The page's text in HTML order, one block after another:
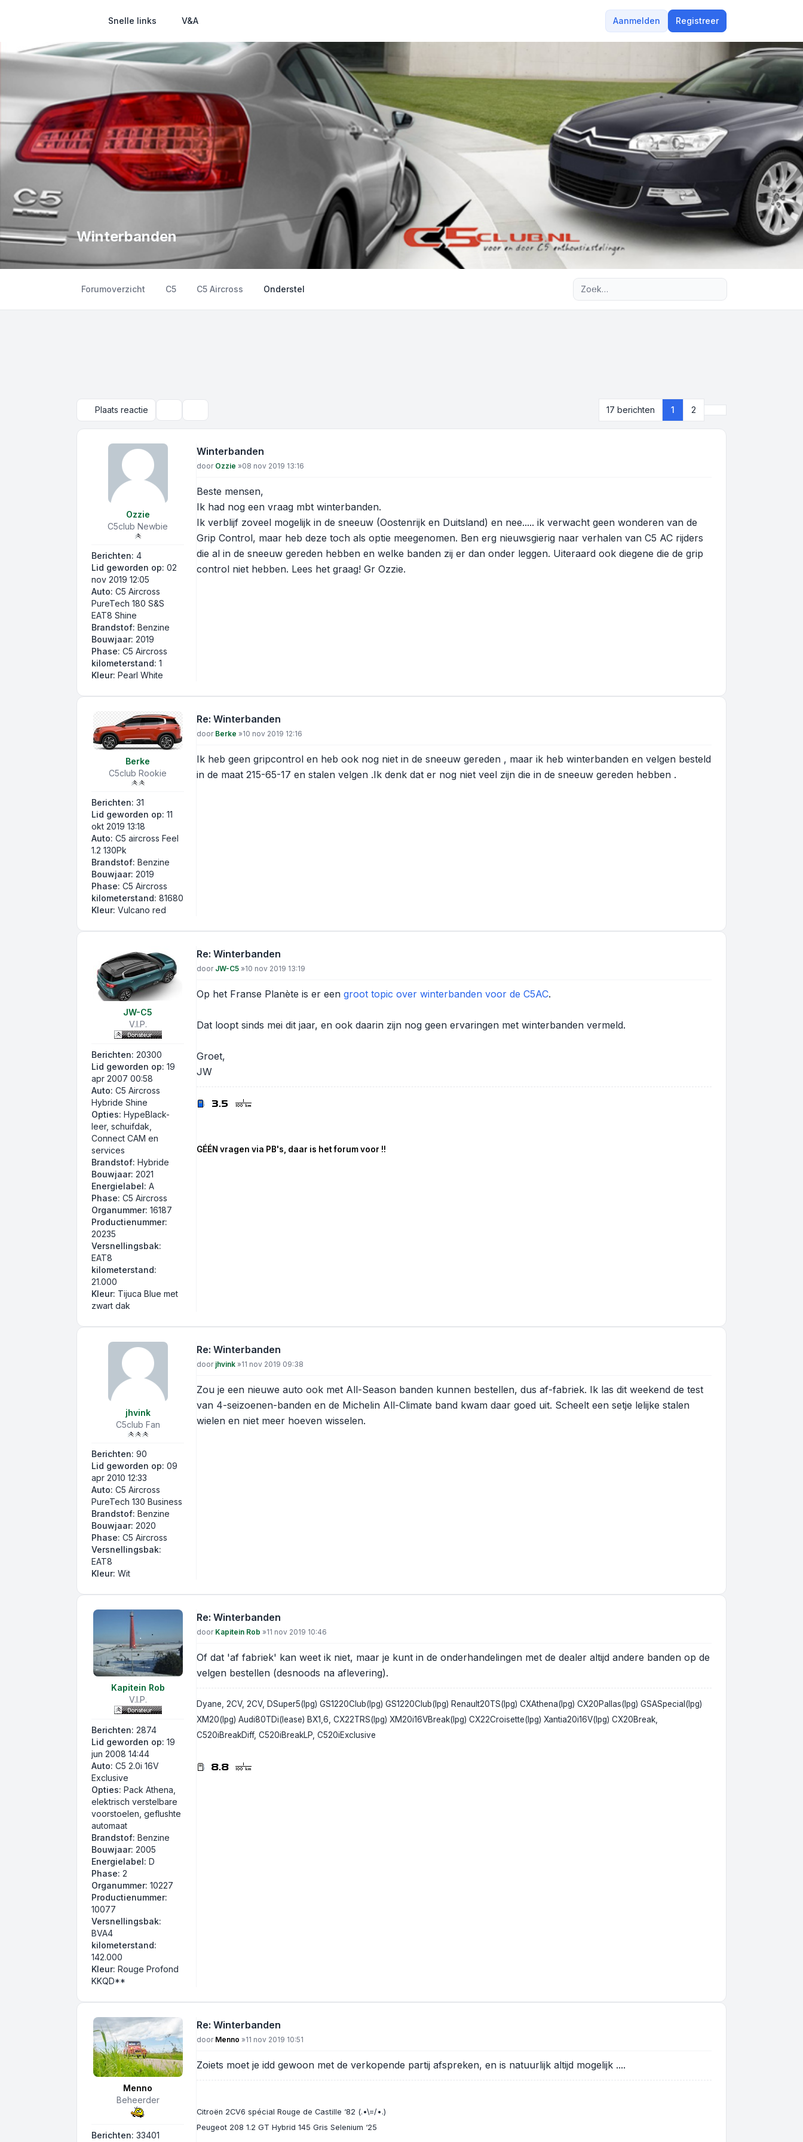
Snelle links V&A Aanmelden Registreer
Winterbanden
Forumoverzicht C5 C5 Aircross Onderstel
Plaats reactie 17 berichten 1 2
Ozzie
C5club Newbie
Berichten: 4
Lid geworden op: 02
nov 2019 12:05
Auto: C5 Aircross
PureTech 180 S&S
EAT8 Shine
Brandstof: Benzine
Bouwjaar: 2019
Phase: C5 Aircross
kilometerstand: 1
Kleur: Pearl White
Winterbanden
Bericht
door Ozzie »08 nov 2019 13:16
Beste mensen,
Ik had nog een vraag mbt winterbanden.
Ik verblijf zoveel mogelijk in de sneeuw (Oostenrijk en Duitsland) en nee..... ik verwacht geen wonderen van de
Grip Control, maar heb deze toch als optie meegenomen. Ben erg nieuwsgierig naar verhalen van C5 AC rijders
die al in de sneeuw gereden hebben en welke banden zij er dan onder leggen. Uiteraard ook diegene die de grip
control niet hebben. Lees het graag! Gr Ozzie.
Berke
C5club Rookie
Berichten: 31
Lid geworden op: 11
okt 2019 13:18
Auto: C5 aircross Feel
1.2 130Pk
Brandstof: Benzine
Bouwjaar: 2019
Phase: C5 Aircross
kilometerstand: 81680
Kleur: Vulcano red
Re: Winterbanden
Bericht
door Berke »10 nov 2019 12:16
Ik heb geen gripcontrol en heb ook nog niet in de sneeuw gereden , maar ik heb winterbanden en velgen besteld
in de maat 215-65-17 en stalen velgen .Ik denk dat er nog niet veel zijn die in de sneeuw gereden hebben .
JW-C5
V.I.P.
Berichten: 20300
Lid geworden op: 19
apr 2007 00:58
Auto: C5 Aircross
Hybride Shine
Opties: HypeBlack-
leer, schuifdak,
Connect CAM en
services
Brandstof: Hybride
Bouwjaar: 2021
Energielabel: A
Phase: C5 Aircross
Organummer: 16187
Productienummer:
20235
Versnellingsbak:
EAT8
kilometerstand:
21.000
Kleur: Tijuca Blue met
zwart dak
Re: Winterbanden
Bericht
door JW-C5 »10 nov 2019 13:19
Op het Franse Planète is er een groot topic over winterbanden voor de C5AC.
Dat loopt sinds mei dit jaar, en ook daarin zijn nog geen ervaringen met winterbanden vermeld.
Groet,
JW
GÉÉN vragen via PB's, daar is het forum voor !!
jhvink
C5club Fan
Berichten: 90
Lid geworden op: 09
apr 2010 12:33
Auto: C5 Aircross
PureTech 130 Business
Brandstof: Benzine
Bouwjaar: 2020
Phase: C5 Aircross
Versnellingsbak:
EAT8
Kleur: Wit
Re: Winterbanden
Bericht
door jhvink »11 nov 2019 09:38
Zou je een nieuwe auto ook met All-Season banden kunnen bestellen, dus af-fabriek. Ik las dit weekend de test
van 4-seizoenen-banden en de Michelin All-Climate band kwam daar goed uit. Scheelt een setje lelijke stalen
wielen en niet meer hoeven wisselen.
Kapitein Rob
V.I.P.
Berichten: 2874
Lid geworden op: 19
jun 2008 14:44
Auto: C5 2.0i 16V
Exclusive
Opties: Pack Athena,
elektrisch verstelbare
voorstoelen, geflushte
automaat
Brandstof: Benzine
Bouwjaar: 2005
Energielabel: D
Phase: 2
Organummer: 10227
Productienummer:
10077
Versnellingsbak:
BVA4
kilometerstand:
142.000
Kleur: Rouge Profond
KKQD**
Re: Winterbanden
Bericht
door Kapitein Rob »11 nov 2019 10:46
Of dat 'af fabriek' kan weet ik niet, maar je kunt in de onderhandelingen met de dealer altijd andere banden op de
velgen bestellen (desnoods na aflevering).
Dyane, 2CV, 2CV, DSuper5(lpg) GS1220Club(lpg) GS1220Club(lpg) Renault20TS(lpg) CXAthena(lpg) CX20Pallas(lpg) GSASpecial(lpg)
XM20(lpg) Audi80TDi(lease) BX1,6, CX22TRS(lpg) XM20i16VBreak(lpg) CX22Croisette(lpg) Xantia20i16V(lpg) CX20Break,
C520iBreakDiff, C520iBreakLP, C520iExclusive
Menno
Beheerder
Berichten: 33401
Re: Winterbanden
Bericht
door Menno »11 nov 2019 10:51
Zoiets moet je idd gewoon met de verkopende partij afspreken, en is natuurlijk altijd mogelijk ....
Citroën 2CV6 spécial Rouge de Castille ‘82 (.•\=/•.)
Peugeot 208 1.2 GT Hybrid 145 Gris Selenium ‘25